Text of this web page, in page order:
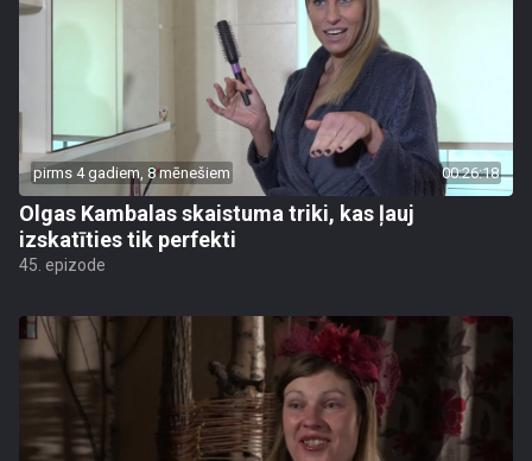
pirms 4 gadiem, 8 mēnešiem 00:26:18
Olgas Kambalas skaistuma triki, kas ļauj
izskatīties tik perfekti
45. epizode